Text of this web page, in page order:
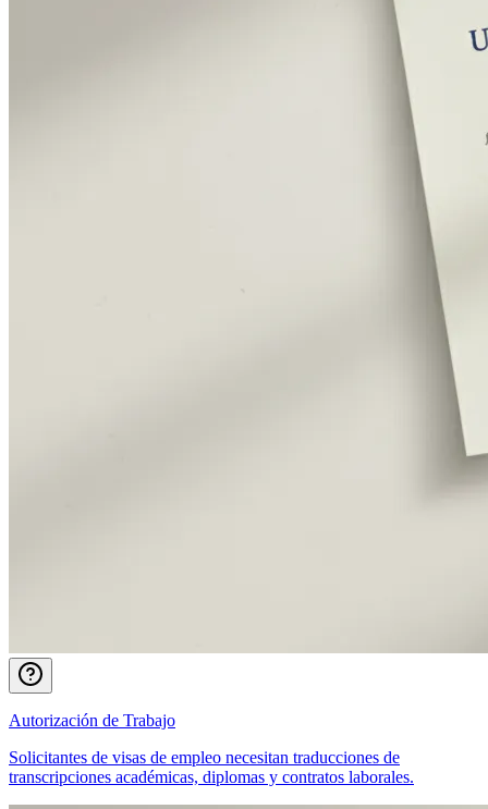
Autorización de Trabajo
Solicitantes de visas de empleo necesitan traducciones de
transcripciones académicas, diplomas y contratos laborales.